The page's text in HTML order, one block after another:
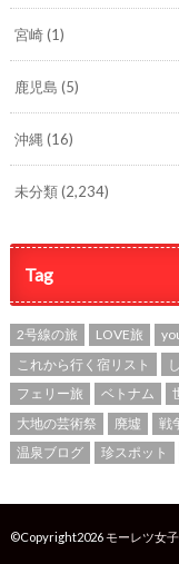
宮崎(1)
鹿児島 (5)
沖縄 (16)
未分類(2,234)
Tag
2号線の旅 LOVE旅
これから行く宿リスト
フェリー旅
ベトナム
大地の芸術祭
廃墟 戦
温泉ブログ
珍スポット
©Copyright2026モーレツ女